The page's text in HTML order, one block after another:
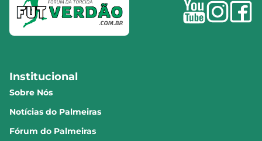
Institucional
Sobre Nós
Notícias do Palmeiras
Fórum do Palmeiras